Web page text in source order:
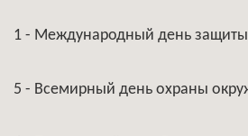
1 - Международный день защиты
5 - Всемирный день охраны